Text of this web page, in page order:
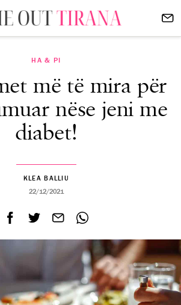
HA & PI
më të mira për
nëse jeni me
diabet!
KLEA BALLIU
22/12/2021